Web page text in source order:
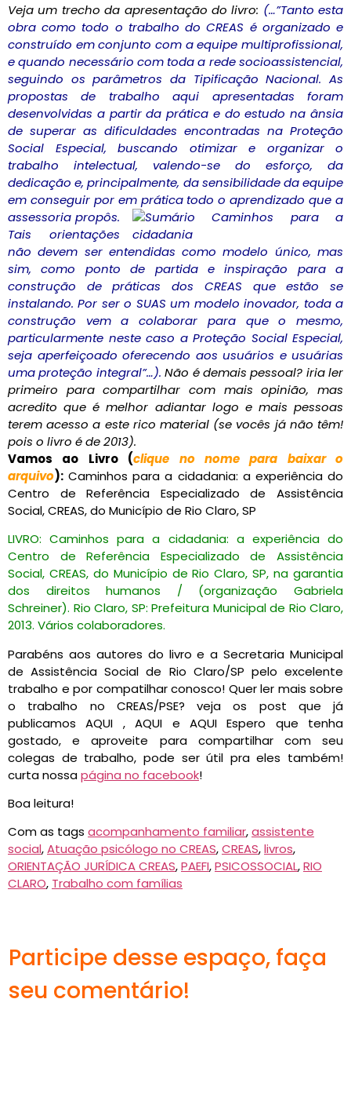
Veja um trecho da apresentação do livro: (…”Tanto esta
obra como todo o trabalho do CREAS é organizado e
construído em conjunto com a equipe multiprofissional,
e quando necessário com toda a rede socioassistencial,
seguindo os parâmetros da Tipificação Nacional. As
propostas de trabalho aqui apresentadas foram
desenvolvidas a partir da prática e do estudo na ânsia
de superar as dificuldades encontradas na Proteção
Social Especial, buscando otimizar e organizar o
trabalho intelectual, valendo-se do esforço, da
dedicação e, principalmente, da sensibilidade da equipe
em conseguir por em prática todo o aprendizado que a
assessoria propôs.
Tais orientações
não devem ser entendidas como modelo único, mas
sim, como ponto de partida e inspiração para a
construção de práticas dos CREAS que estão se
instalando. Por ser o SUAS um modelo inovador, toda a
construção vem a colaborar para que o mesmo,
particularmente neste caso a Proteção Social Especial,
seja aperfeiçoado oferecendo aos usuários e usuárias
uma proteção integral”…).Não é demais pessoal? iria ler
primeiro para compartilhar com mais opinião, mas
acredito que é melhor adiantar logo e mais pessoas
terem acesso a este rico material (se vocês já não têm!
pois o livro é de 2013).
Vamos ao Livro (clique no nome para baixar o
arquivo): Caminhos para a cidadania: a experiência do
Centro de Referência Especializado de Assistência
Social, CREAS, do Município de Rio Claro, SP
LIVRO: Caminhos para a cidadania: a experiência do
Centro de Referência Especializado de Assistência
Social, CREAS, do Município de Rio Claro, SP, na garantia
dos direitos humanos / (organização Gabriela
Schreiner). Rio Claro, SP: Prefeitura Municipal de Rio Claro,
2013. Vários colaboradores.
Parabéns aos autores do livro e a Secretaria Municipal
de Assistência Social de Rio Claro/SP pelo excelente
trabalho e por compatilhar conosco! Quer ler mais sobre
o trabalho no CREAS/PSE? veja os post que já
publicamos AQUI , AQUI e AQUI Espero que tenha
gostado, e aproveite para compartilhar com seu
colegas de trabalho, pode ser útil pra eles também!
curta nossapágina no facebook!
Boa leitura!
Com as tags acompanhamento familiar,assistente
social,Atuação psicólogo no CREAS,CREAS,livros,
ORIENTAÇÃO JURÍDICA CREAS,PAEFI,PSICOSSOCIAL,RIO
CLARO, Trabalho com famílias
Participe desse espaço, faça
seu comentário!